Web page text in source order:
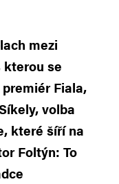
mezi
se
Fiala,
volba
které šíří na
Foltýn: To